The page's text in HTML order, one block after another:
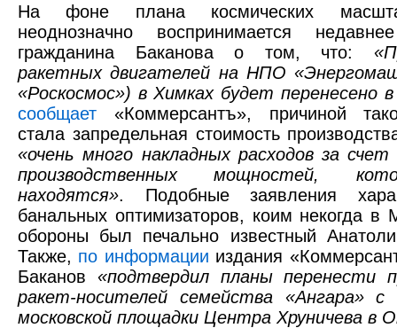
На фоне плана космических
неоднозначно воспринимается
гражданина Баканова о том, что:
ракетных двигателей на НПО
«Роскосмос») в Химках будет перенесено
сообщает «Коммерсантъ», причиной
стала запредельная стоимость
«очень много накладных расходов за
производственных мощностей,
находятся». Подобные заявления
банальных оптимизаторов, коим некогда в
обороны был печально известный
Также, по информации издания
Баканов «подтвердил планы перенести
ракет-носителей семейства «Ангара» с
московской площадки Центра Хруничева в